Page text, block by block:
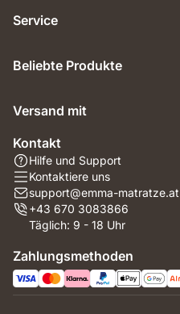
Service
Beliebte Produkte
Versand mit
Kontakt
Hilfe und Support
Kontaktiere uns
support@emma-matratze.at
+43 670 3083866
Täglich: 9 - 18 Uhr
Zahlungsmethoden